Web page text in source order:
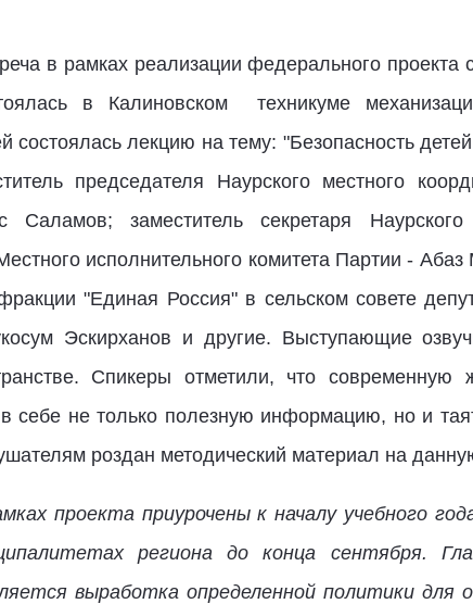
в рамках реализации федерального
в Калиновском техникуме
состоялась лекцию на тему: "Безопасность
председателя Наурского местного
Саламов; заместитель секретаря
исполнительного комитета Партии -
"Единая Россия" в сельском совете
Эскирханов и другие. Выступающие
Спикеры отметили, что
себе не только полезную информацию, но и
роздан методический материал на
проекта приурочены к началу учебного
региона до конца сентября.
выработка определенной политики для